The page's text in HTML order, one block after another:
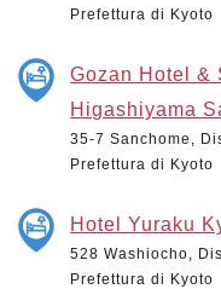
Prefettura di Kyoto
Gozan Hotel &
Higashiyama
35-7 Sanchome,
Prefettura di Kyoto
Hotel Yuraku
528 Washiocho,
Prefettura di Kyoto